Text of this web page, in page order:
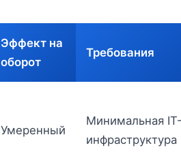
Эффект на
оборот
Требования
Умеренный
Минимальная
инфраструктура